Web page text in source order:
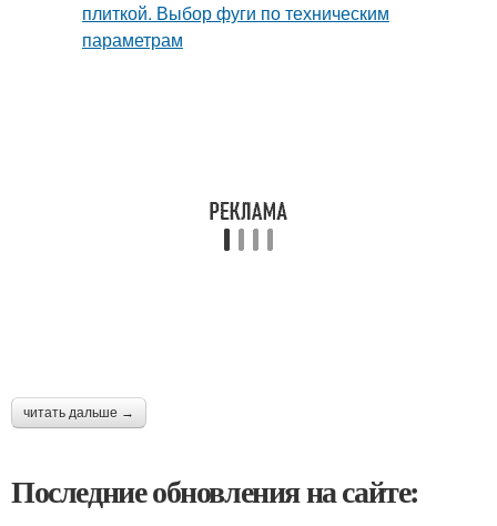
читать дальше →
Последние обновления на сайте: